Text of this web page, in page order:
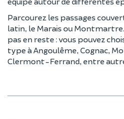
Parcourez les passages
latin, le Marais ou
pas en reste : vous pouvez
type à Angoulême, Cognac,
Clermont-Ferrand, entre